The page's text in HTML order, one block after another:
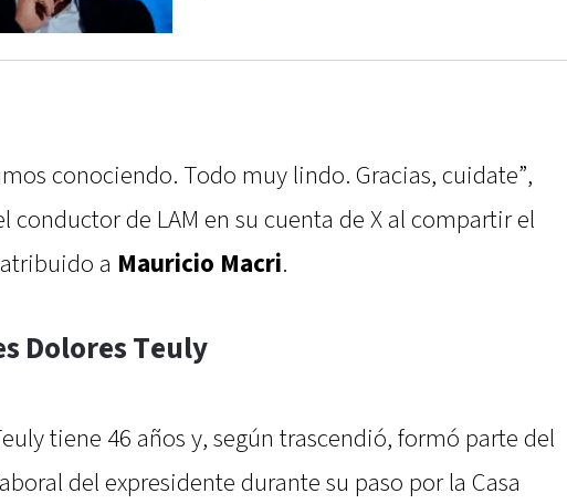
conociendo. Todo muy lindo. Gracias, cuidate”,
conductor de LAM en su cuenta de X al compartir el
a Mauricio Macri.
Dolores Teuly
tiene 46 años y, según trascendió, formó parte del
del expresidente durante su paso por la Casa